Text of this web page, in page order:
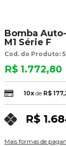
Bomba
M1 Série F
Cod. do Produto:
R$ 1.772,80
10xde R$
R$
Mais formas de